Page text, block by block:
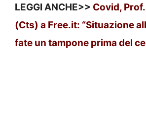
LEGGI ANCHE>> Covid,
(Cts) a Free.it: “Situazione
fate un tampone prima del